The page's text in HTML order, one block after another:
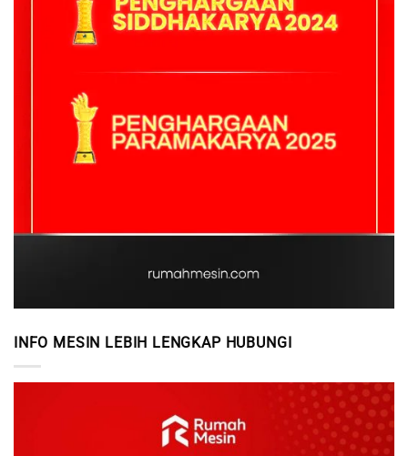
INFO MESIN LEBIH LENGKAP HUBUNGI